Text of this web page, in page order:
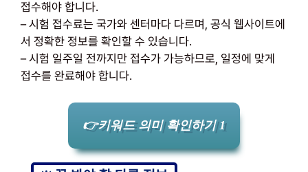
접수해야 합니다.
– 시험 접수료는 국가와 센터마다 다르며, 공식 웹사이트에
서 정확한 정보를 확인할 수 있습니다.
– 시험 일주일 전까지만 접수가 가능하므로, 일정에 맞게
접수를 완료해야 합니다.
👉키워드 의미 확인하기 1